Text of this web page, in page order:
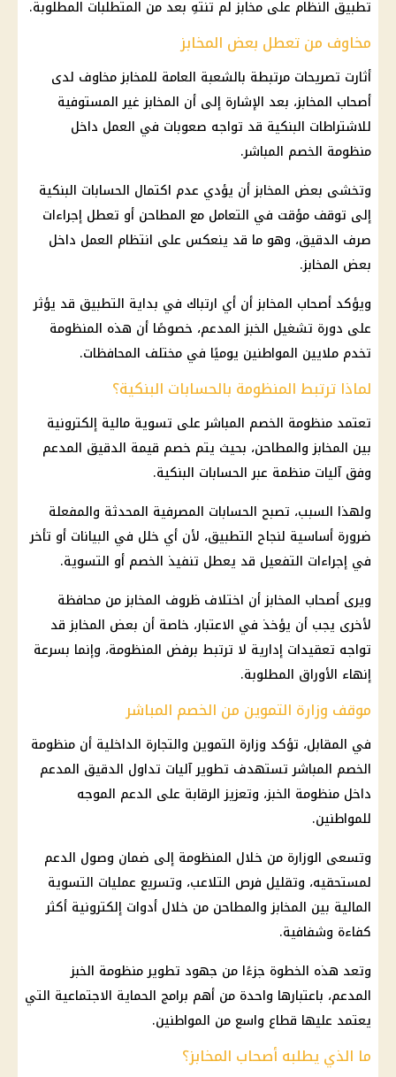
تطبيق النظام على مخابز لم تنتهِ بعد من المتطلبات المطلوبة.
مخاوف من تعطل بعض المخابز
أثارت تصريحات مرتبطة بالشعبة العامة للمخابز مخاوف لدى
أصحاب المخابز، بعد الإشارة إلى أن المخابز غير المستوفية
للاشتراطات البنكية قد تواجه صعوبات في العمل داخل
منظومة الخصم المباشر.
وتخشى بعض المخابز أن يؤدي عدم اكتمال الحسابات البنكية
إلى توقف مؤقت في التعامل مع المطاحن أو تعطل إجراءات
صرف الدقيق، وهو ما قد ينعكس على انتظام العمل داخل
بعض المخابز.
ويؤكد أصحاب المخابز أن أي ارتباك في بداية التطبيق قد يؤثر
على دورة تشغيل الخبز المدعم، خصوصًا أن هذه المنظومة
تخدم ملايين المواطنين يوميًا في مختلف المحافظات.
لماذا ترتبط المنظومة بالحسابات البنكية؟
تعتمد منظومة الخصم المباشر على تسوية مالية إلكترونية
بين المخابز والمطاحن، بحيث يتم خصم قيمة الدقيق المدعم
وفق آليات منظمة عبر الحسابات البنكية.
ولهذا السبب، تصبح الحسابات المصرفية المحدثة والمفعلة
ضرورة أساسية لنجاح التطبيق، لأن أي خلل في البيانات أو تأخر
في إجراءات التفعيل قد يعطل تنفيذ الخصم أو التسوية.
ويرى أصحاب المخابز أن اختلاف ظروف المخابز من محافظة
لأخرى يجب أن يؤخذ في الاعتبار، خاصة أن بعض المخابز قد
تواجه تعقيدات إدارية لا ترتبط برفض المنظومة، وإنما بسرعة
إنهاء الأوراق المطلوبة.
موقف وزارة التموين من الخصم المباشر
في المقابل، تؤكد وزارة التموين والتجارة الداخلية أن منظومة
الخصم المباشر تستهدف تطوير آليات تداول الدقيق المدعم
داخل منظومة الخبز، وتعزيز الرقابة على الدعم الموجه
للمواطنين.
وتسعى الوزارة من خلال المنظومة إلى ضمان وصول الدعم
لمستحقيه، وتقليل فرص التلاعب، وتسريع عمليات التسوية
المالية بين المخابز والمطاحن من خلال أدوات إلكترونية أكثر
كفاءة وشفافية.
وتعد هذه الخطوة جزءًا من جهود تطوير منظومة الخبز
المدعم، باعتبارها واحدة من أهم برامج الحماية الاجتماعية التي
يعتمد عليها قطاع واسع من المواطنين.
ما الذي يطلبه أصحاب المخابز؟